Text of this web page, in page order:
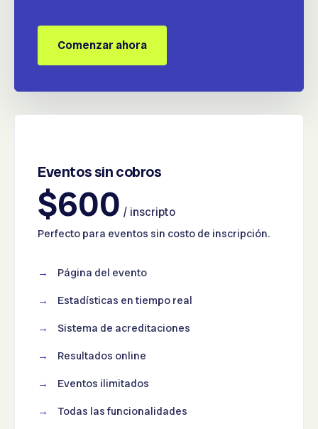
Comenzar ahora
Eventos sin cobros
$600 / inscripto
Perfecto para eventos sin costo de inscripción.
Página del evento
Estadísticas en tiempo real
Sistema de acreditaciones
Resultados online
Eventos ilimitados
Todas las funcionalidades